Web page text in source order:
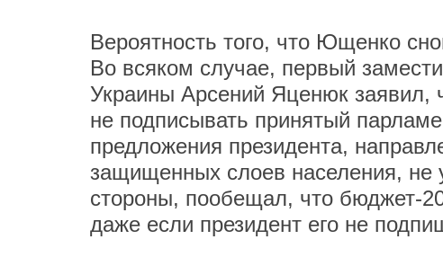
Вероятность того, что Ющенко
Во всяком случае, первый
Украины Арсений Яценюк заявил,
не подписывать принятый
предложения президента,
защищенных слоев населения, не
стороны, пообещал, что бюджет-
даже если президент его не